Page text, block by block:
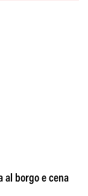
al borgo e cena